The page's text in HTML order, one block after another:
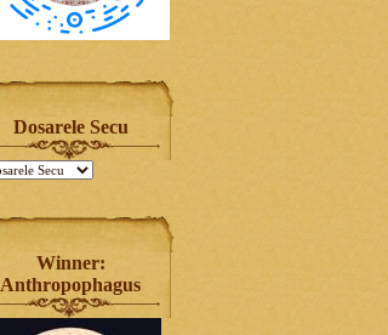
Dosarele Secu
Winner:
Anthropophagus